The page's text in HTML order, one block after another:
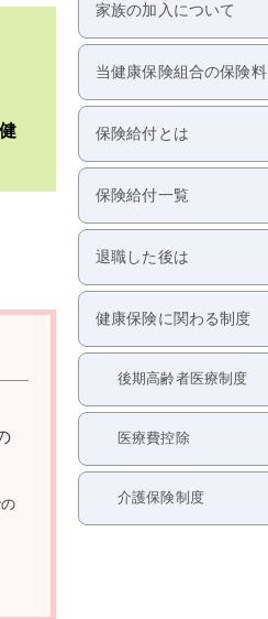
家族の加入について
当健康保険組合の保険料
保険給付とは
保険給付一覧
退職した後は
健康保険に関わる制度
後期高齢者医療制度
医療費控除
介護保険制度